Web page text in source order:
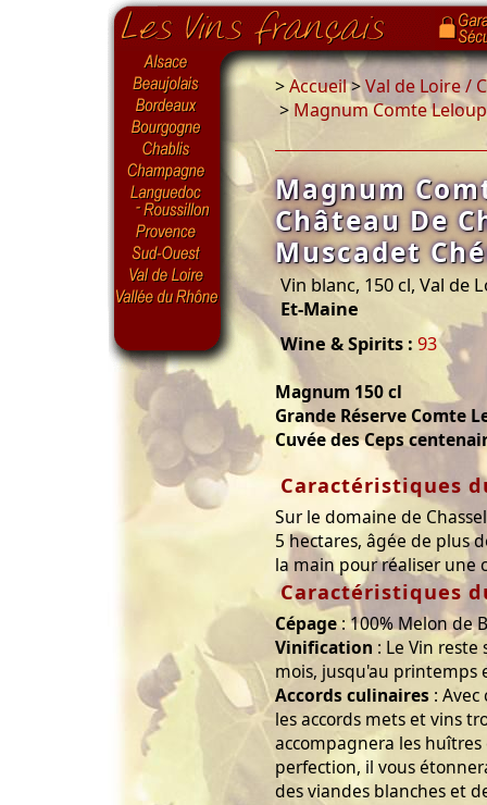
>Accueil>Val de Loire /
> Magnum Comte
Magnum
Château De
Muscadet
Vin blanc, 150 cl, Val de
Et-Maine
Wine & Spirits : 93
Magnum 150 cl
Grande Réserve Comte
Cuvée des Ceps
Caractéristiques
Sur le domaine de
5 hectares, âgée de plus
la main pour réaliser une
Caractéristiques
Cépage : 100% Melon de
Vinification : Le Vin
mois, jusqu'au printemps
Accords culinaires :
les accords mets et vins
accompagnera les
perfection, il vous
des viandes blanches et